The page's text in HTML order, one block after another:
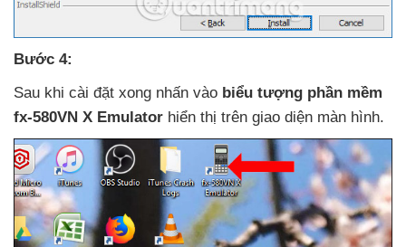
Bước 4:
Sau khi cài đặt xong nhấn vào biểu tượng phần mềm
fx-580VN X Emulator hiển thị trên giao diện màn hình.